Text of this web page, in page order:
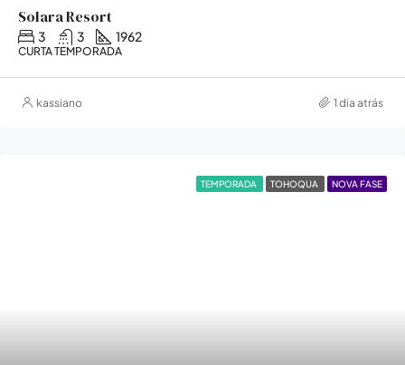
Solara Resort
3 3 1962
CURTA TEMPORADA
kassiano 1 dia atrás
TEMPORADA TOHOQUA NOVA FASE